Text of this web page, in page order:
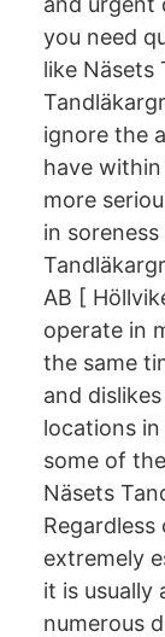
you need
like Näsets
ignore the
have
more
in
AB [
operate in
the same
and
locations
some of
Näsets
extremely
it is usually
numerous